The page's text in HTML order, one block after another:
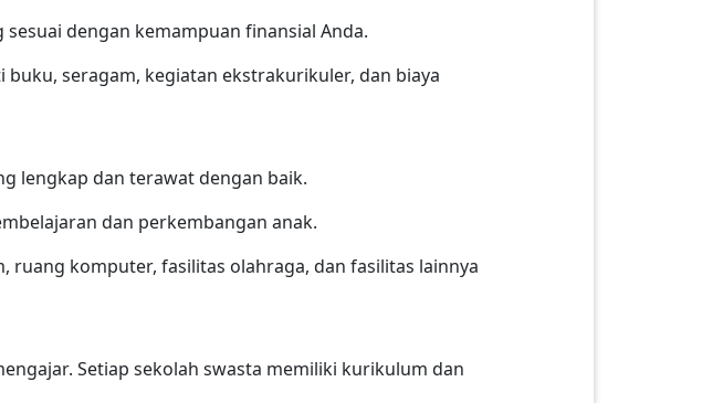
dengan kemampuan finansial Anda.
buku, seragam, kegiatan ekstrakurikuler, dan biaya
lengkap dan terawat dengan baik.
dan perkembangan anak.
komputer, fasilitas olahraga, dan fasilitas lainnya
Setiap sekolah swasta memiliki kurikulum dan